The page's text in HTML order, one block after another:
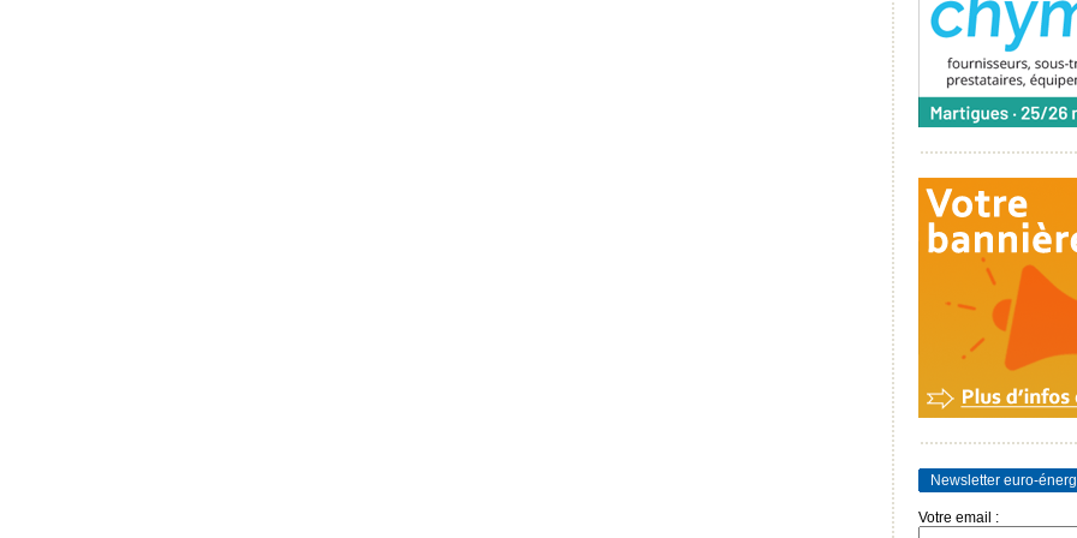
Newsletter euro-
Votre email :